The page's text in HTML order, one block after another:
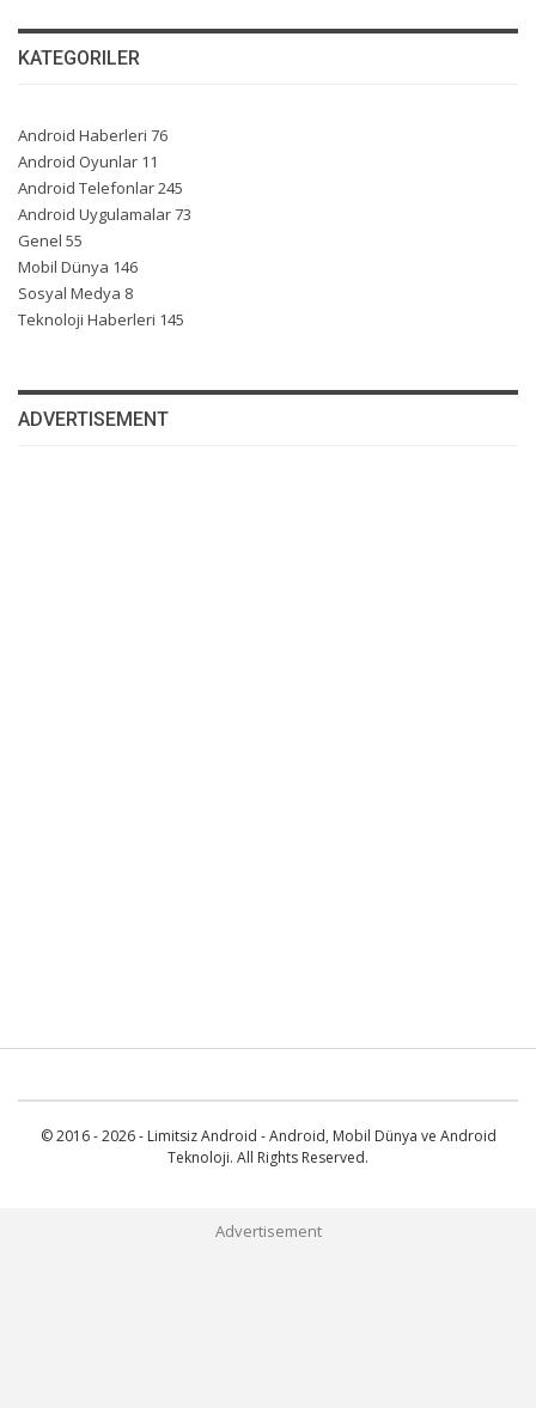
KATEGORILER
Android Haberleri 76
Android Oyunlar 11
Android Telefonlar245
Android Uygulamalar73
Genel 55
Mobil Dünya 146
Sosyal Medya 8
Teknoloji Haberleri 145
ADVERTISEMENT
© 2016 - 2026 - Limitsiz Android - Android, Mobil Dünya ve Android
Teknoloji. All Rights Reserved.
Advertisement